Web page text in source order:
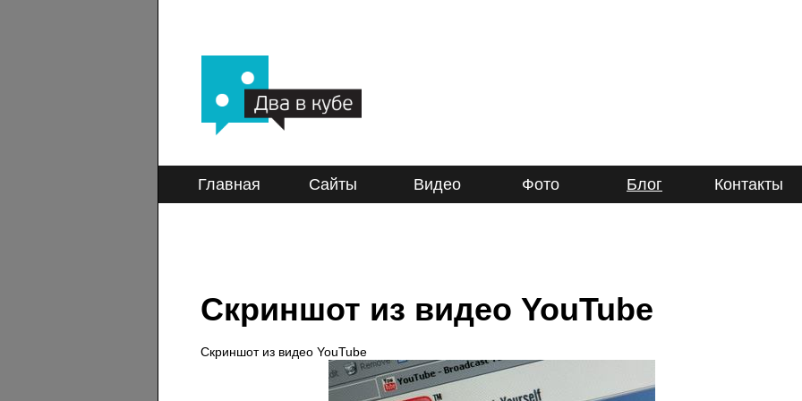
Главная Сайты Видео Фото Блог Контакты
Скриншот из видео YouTube
Скриншот из видео YouTube